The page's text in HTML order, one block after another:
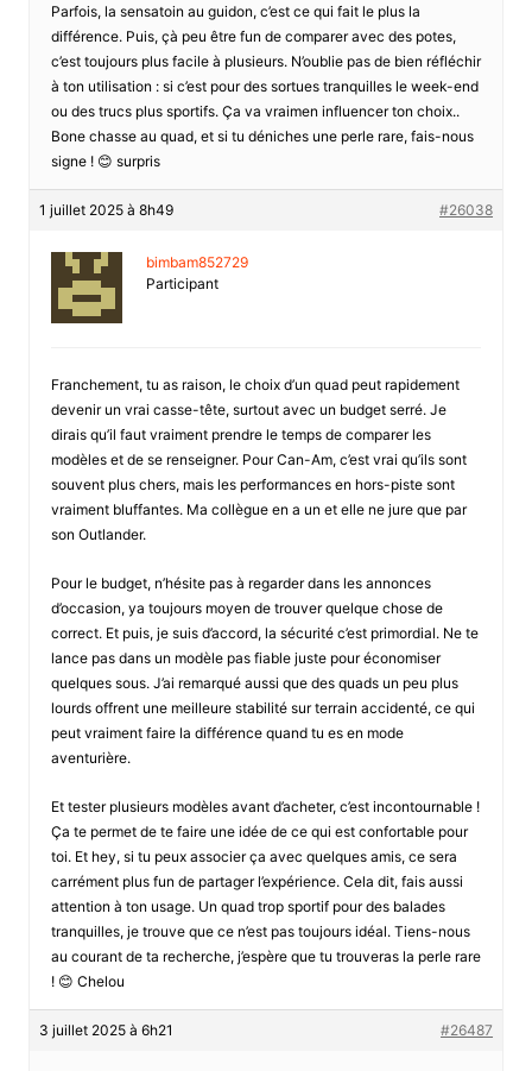
Parfois, la sensatoin au guidon, c’est ce qui fait le plus la
différence. Puis, çà peu être fun de comparer avec des potes,
c’est toujours plus facile à plusieurs. N’oublie pas de bien réfléchir
à ton utilisation : si c’est pour des sortues tranquilles le week-end
ou des trucs plus sportifs. Ça va vraimen influencer ton choix..
Bone chasse au quad, et si tu déniches une perle rare, fais-nous
signe ! 😊 surpris
1 juillet 2025 à 8h49 #26038
bimbam852729
Participant
Franchement, tu as raison, le choix d’un quad peut rapidement
devenir un vrai casse-tête, surtout avec un budget serré. Je
dirais qu’il faut vraiment prendre le temps de comparer les
modèles et de se renseigner. Pour Can-Am, c’est vrai qu’ils sont
souvent plus chers, mais les performances en hors-piste sont
vraiment bluffantes. Ma collègue en a un et elle ne jure que par
son Outlander.
Pour le budget, n’hésite pas à regarder dans les annonces
d’occasion, ya toujours moyen de trouver quelque chose de
correct. Et puis, je suis d’accord, la sécurité c’est primordial. Ne te
lance pas dans un modèle pas fiable juste pour économiser
quelques sous. J’ai remarqué aussi que des quads un peu plus
lourds offrent une meilleure stabilité sur terrain accidenté, ce qui
peut vraiment faire la différence quand tu es en mode
aventurière.
Et tester plusieurs modèles avant d’acheter, c’est incontournable !
Ça te permet de te faire une idée de ce qui est confortable pour
toi. Et hey, si tu peux associer ça avec quelques amis, ce sera
carrément plus fun de partager l’expérience. Cela dit, fais aussi
attention à ton usage. Un quad trop sportif pour des balades
tranquilles, je trouve que ce n’est pas toujours idéal. Tiens-nous
au courant de ta recherche, j’espère que tu trouveras la perle rare
! 😊 Chelou
3 juillet 2025 à 6h21 #26487